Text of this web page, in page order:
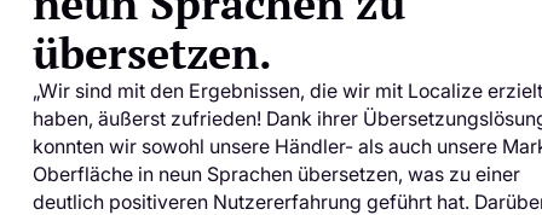
übersetzen.
„Wir sind mit den Ergebnissen, die wir mit Localize erzielt
haben, äußerst zufrieden! Dank ihrer
konnten wir sowohl unsere Händler- als auch unsere
Oberfläche in neun Sprachen übersetzen, was zu einer
deutlich positiveren Nutzererfahrung geführt hat.